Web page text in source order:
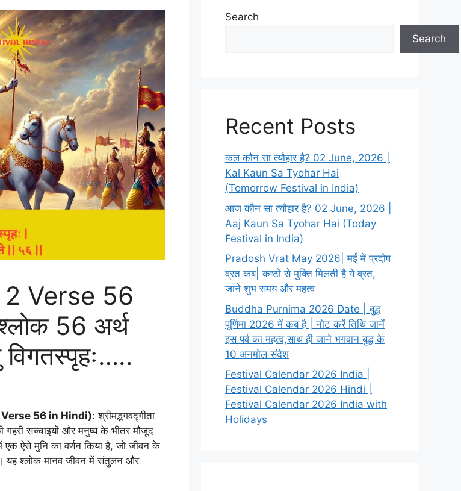
Verse 56
56 अर्थ
विगतस्पृहः…..
56 in Hindi): श्रीमद्भगवद्गीता
गहरी सच्चाइयों और मनुष्य के भीतर मौजूद
एक ऐसे मुनि का वर्णन किया है, जो जीवन के
यह श्लोक मानव जीवन में संतुलन और
Search
Search
Recent Posts
कल कौन सा त्यौहार है? 02 June, 2026 |
Kal Kaun Sa Tyohar Hai
(Tomorrow Festival in India)
आज कौन सा त्यौहार है? 02 June, 2026 |
Aaj Kaun Sa Tyohar Hai (Today
Festival in India)
Pradosh Vrat May 2026| मई में प्रदोष
व्रत कब| कष्टों से मुक्ति मिलती है ये व्रत,
जाने शुभ समय और महत्व
Buddha Purnima 2026 Date | बुद्ध
पूर्णिमा 2026 में कब है | नोट करें तिथि जानें
इस पर्व का महत्व,साथ ही जाने भगवान बुद्ध के
10 अनमोल संदेश
Festival Calendar 2026 India |
Festival Calendar 2026 Hindi |
Festival Calendar 2026 India with
Holidays